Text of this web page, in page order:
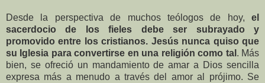
Desde la perspectiva de muchos teólogos de hoy, el
sacerdocio de los fieles debe ser subrayado y
promovido entre los cristianos. Jesús nunca quiso que
su Iglesia para convertirse en una religión como tal . Más
bien, se ofreció un mandamiento de amar a Dios sencilla
expresa más a menudo a través del amor al prójimo. Se